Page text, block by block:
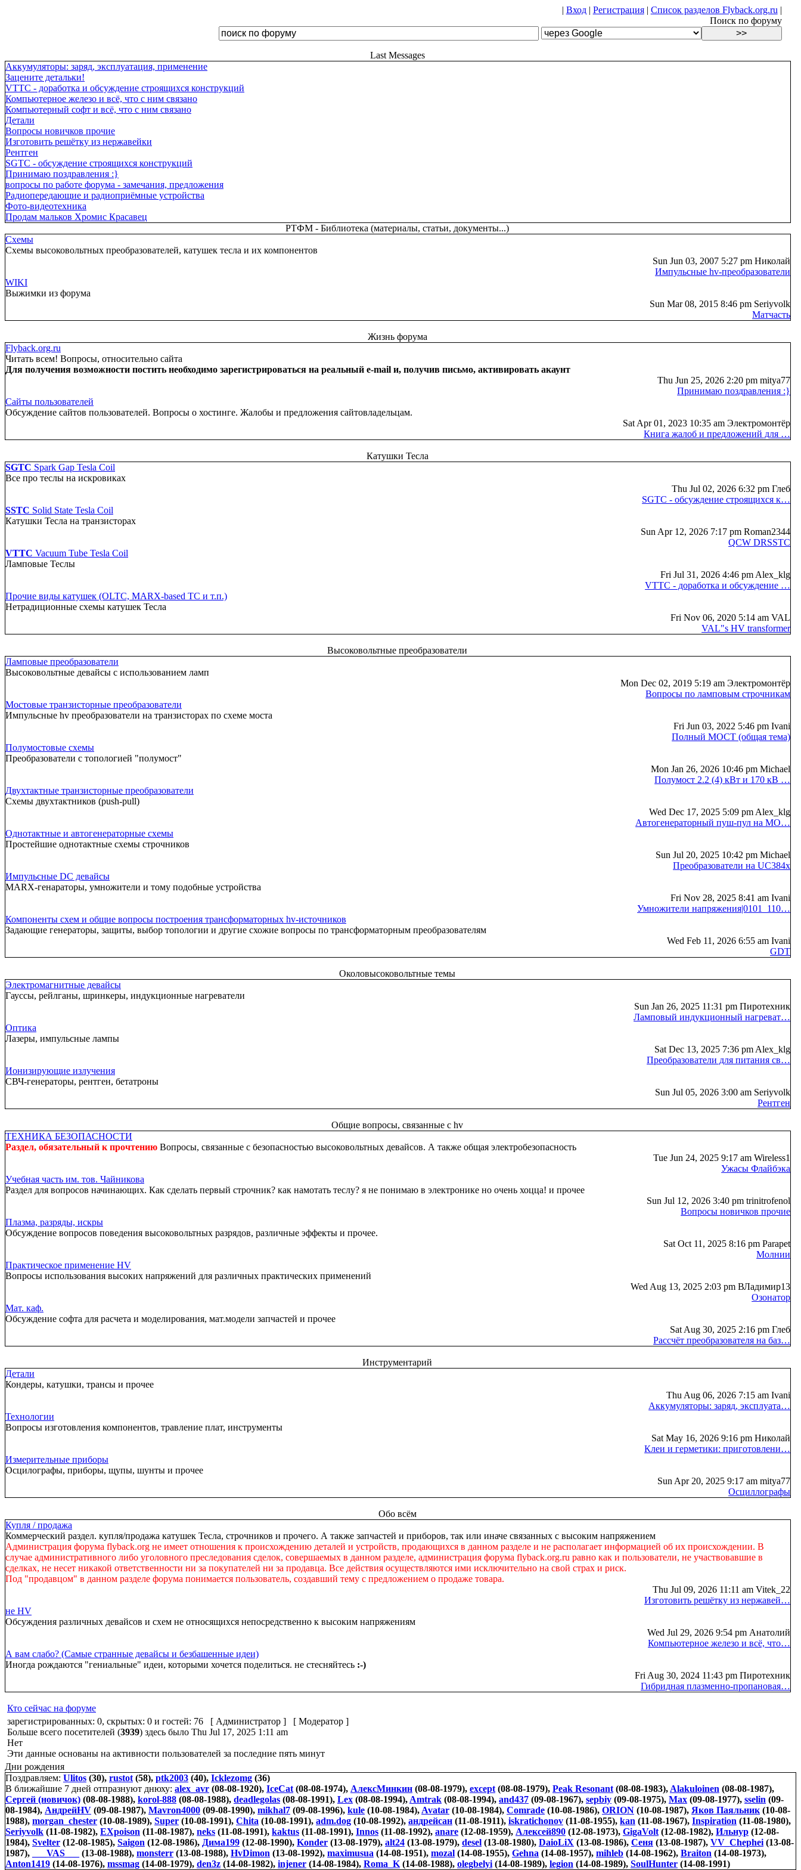
| Вход| Регистрация| Список разделов Flyback.org.ru |
Поиск по форуму
Last Messages
Аккумуляторы: заряд, эксплуатация, применение
Зацените детальки!
VTTC - доработка и обсуждение строящихся конструкций
Компьютерное железо и всё, что с ним связано
Компьютерный софт и всё, что с ним связано
Детали
Вопросы новичков прочие
Изготовить решётку из нержавейки
Рентген
SGTC - обсуждение строящихся конструкций
Принимаю поздравления :}
вопросы по работе форума - замечания, предложения
Радиопередающие и радиоприёмные устройства
Фото-видеотехника
Продам мальков Хромис Красавец
РТФМ - Библиотека (материалы, статьи, документы...)
Схемы
Схемы высоковольтных преобразователей, катушек тесла и их компонентов
Sun Jun 03, 2007 5:27 pm Николай
Импульсные hv-преобразователи
WIKI
Выжимки из форума
Sun Mar 08, 2015 8:46 pm Seriyvolk
Матчасть
Жизнь форума
Flyback.org.ru
Читать всем! Вопросы, относительно сайта
Для получения возможности постить необходимо зарегистрироваться на реальный e-mail и, получив письмо, активировать акаунт
Thu Jun 25, 2026 2:20 pm mitya77
Принимаю поздравления :}
Сайты пользователей
Обсуждение сайтов пользователей. Вопросы о хостинге. Жалобы и предложения сайтовладельцам.
Sat Apr 01, 2023 10:35 am Электромонтёр
Книга жалоб и предложений для …
Катушки Тесла
SGTC Spark Gap Tesla Coil
Все про теслы на искровиках
Thu Jul 02, 2026 6:32 pm Глеб
SGTC - обсуждение строящихся к…
SSTC Solid State Tesla Coil
Катушки Тесла на транзисторах
Sun Apr 12, 2026 7:17 pm Roman2344
QCW DRSSTC
VTTC Vacuum Tube Tesla Coil
Ламповые Теслы
Fri Jul 31, 2026 4:46 pm Alex_klg
VTTC - доработка и обсуждение …
Прочие виды катушек (OLTC, MARX-based TC и т.п.)
Нетрадиционные схемы катушек Тесла
Fri Nov 06, 2020 5:14 am VAL
VAL"s HV transformer
Высоковольтные преобразователи
Ламповые преобразователи
Высоковольтные девайсы с использованием ламп
Mon Dec 02, 2019 5:19 am Электромонтёр
Вопросы по ламповым строчникам
Мостовые транзисторные преобразователи
Импульсные hv преобразователи на транзисторах по схеме моста
Fri Jun 03, 2022 5:46 pm Ivani
Полный МОСТ (общая тема)
Полумостовые схемы
Преобразователи с топологией "полумост"
Mon Jan 26, 2026 10:46 pm Michael
Полумост 2.2 (4) кВт и 170 кВ …
Двухтактные транзисторные преобразователи
Схемы двухтактников (push-pull)
Wed Dec 17, 2025 5:09 pm Alex_klg
Автогенераторный пуш-пул на MO…
Однотактные и автогенераторные схемы
Простейшие однотактные схемы строчников
Sun Jul 20, 2025 10:42 pm Michael
Преобразователи на UC384x
Импульсные DC девайсы
MARX-генараторы, умножители и тому подобные устройства
Fri Nov 28, 2025 8:41 am Ivani
Умножители напряжения|0101_110…
Компоненты схем и общие вопросы построения трансформаторных hv-источников
Задающие генераторы, защиты, выбор топологии и другие схожие вопросы по трансформаторным преобразователям
Wed Feb 11, 2026 6:55 am Ivani
GDT
Околовысоковольтные темы
Электромагнитные девайсы
Гауссы, рейлганы, шринкеры, индукционные нагреватели
Sun Jan 26, 2025 11:31 pm Пиротехник
Ламповый индукционный нагреват…
Оптика
Лазеры, импульсные лампы
Sat Dec 13, 2025 7:36 pm Alex_klg
Преобразователи для питания св…
Ионизирующие излучения
СВЧ-генераторы, рентген, бетатроны
Sun Jul 05, 2026 3:00 am Seriyvolk
Рентген
Общие вопросы, связанные с hv
ТЕХНИКА БЕЗОПАСНОСТИ
Раздел, обязательный к прочтению Вопросы, связанные с безопасностью высоковольтных девайсов. А также общая электробезопасность
Tue Jun 24, 2025 9:17 am Wireless1
Ужасы Флайбэка
Учебная часть им. тов. Чайникова
Раздел для вопросов начинающих. Как сделать первый строчник? как намотать теслу? я не понимаю в электронике но очень хоцца! и прочее
Sun Jul 12, 2026 3:40 pm trinitrofenol
Вопросы новичков прочие
Плазма, разряды, искры
Обсуждение вопросов поведения высоковольтных разрядов, различные эффекты и прочее.
Sat Oct 11, 2025 8:16 pm Parapet
Молнии
Практическое применение HV
Вопросы использования высоких напряжений для различных практических применений
Wed Aug 13, 2025 2:03 pm ВЛадимир13
Озонатор
Мат. каф.
Обсуждение софта для расчета и моделирования, мат.модели запчастей и прочее
Sat Aug 30, 2025 2:16 pm Глеб
Рассчёт преобразователя на баз…
Инструментарий
Детали
Кондеры, катушки, трансы и прочее
Thu Aug 06, 2026 7:15 am Ivani
Аккумуляторы: заряд, эксплуата…
Технологии
Вопросы изготовления компонентов, травление плат, инструменты
Sat May 16, 2026 9:16 pm Николай
Клеи и герметики: приготовлени…
Измерительные приборы
Осцилографы, приборы, щупы, шунты и прочее
Sun Apr 20, 2025 9:17 am mitya77
Осциллографы
Обо всём
Купля / продажа
Коммерческий раздел. купля/продажа катушек Тесла, строчников и прочего. А также запчастей и приборов, так или иначе связанных с высоким напряжением
Администрация форума flyback.org не имеет отношения к происхождению деталей и устройств, продающихся в данном разделе и не располагает информацией об их происхождении. В
случае административного либо уголовного преследования сделок, совершаемых в данном разделе, администрация форума flyback.org.ru равно как и пользователи, не участвовавшие в
сделках, не несет никакой ответственности ни за покупателей ни за продавца. Все действия осуществляются ими исключительно на свой страх и риск.
Под "продавцом" в данном разделе форума понимается пользователь, создавший тему с предложением о продаже товара.
Thu Jul 09, 2026 11:11 am Vitek_22
Изготовить решётку из нержавей…
не HV
Обсуждения различных девайсов и схем не относящихся непосредственно к высоким напряжениям
Wed Jul 29, 2026 9:54 pm Анатолий
Компьютерное железо и всё, что…
А вам слабо? (Самые странные девайсы и безбашенные идеи)
Иногда рождаются "гениальные" идеи, которыми хочется поделиться. не стесняйтесь :-)
Fri Aug 30, 2024 11:43 pm Пиротехник
Гибридная плазменно-пропановая…
Кто сейчас на форуме
зарегистрированных: 0, скрытых: 0 и гостей: 76 [ Администратор ] [ Модератор ]
Больше всего посетителей (3939) здесь было Thu Jul 17, 2025 1:11 am
Нет
Эти данные основаны на активности пользователей за последние пять минут
Дни рождения
Поздравляем: Ulitos (30), rustot (58), ptk2003 (40), Icklezomg (36)
В ближайшие 7 дней отпразнуют днюху: alex_avr (08-08-1920), IceCat (08-08-1974), АлексМинкин (08-08-1979), except (08-08-1979), Peak Resonant (08-08-1983), Alakuloinen (08-08-1987),
Сергей (новичок) (08-08-1988), korol-888 (08-08-1988), deadlegolas (08-08-1991), Lex (08-08-1994), Amtrak (08-08-1994), and437 (09-08-1967), sepbiy (09-08-1975), Max (09-08-1977), sselin (09-
08-1984), АндрейHV (09-08-1987), Mavron4000 (09-08-1990), mikhal7 (09-08-1996), kule (10-08-1984), Avatar (10-08-1984), Comrade (10-08-1986), ORION (10-08-1987), Яков Паяльник (10-08-
1988), morgan_chester (10-08-1989), Super (10-08-1991), Chita (10-08-1991), adm.dog (10-08-1992), андрейсан (11-08-1911), iskratichonov (11-08-1955), kan (11-08-1967), Inspiration (11-08-1980),
Seriyvolk (11-08-1982), EXpoison (11-08-1987), neks (11-08-1991), kaktus (11-08-1991), Innos (11-08-1992), anare (12-08-1959), Алексей890 (12-08-1973), GigaVolt (12-08-1982), Ильнур (12-08-
1984), Svelter (12-08-1985), Saigon (12-08-1986), Дима199 (12-08-1990), Konder (13-08-1979), alt24 (13-08-1979), desel (13-08-1980), DaioLiX (13-08-1986), Сеня (13-08-1987), VV_Chephei (13-08-
1987),
___VAS___ (13-08-1988), monsterr (13-08-1988), HvDimon (13-08-1992), maximusua (14-08-1951), mozal (14-08-1955), Gehna (14-08-1957), mihleb (14-08-1962), Braiton (14-08-1973),
Anton1419 (14-08-1976), mssmag (14-08-1979), den3z (14-08-1982), injener (14-08-1984), Roma_K (14-08-1988), olegbelyi (14-08-1989), legion (14-08-1989), SoulHunter (14-08-1991)